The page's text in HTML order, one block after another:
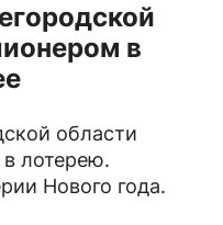
в
области
лотерею.
Нового года.